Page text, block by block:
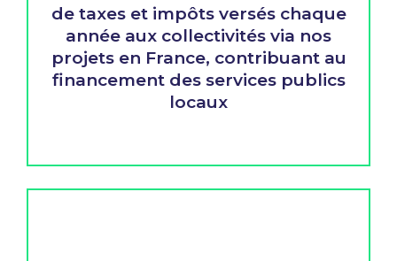
de taxes et impôts versés chaque
année aux collectivités via nos
projets en France, contribuant au
financement des services publics
locaux